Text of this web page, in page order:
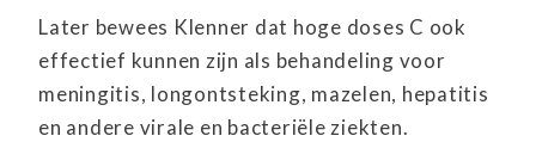
Later bewees Klenner dat hoge doses C ook
effectief kunnen zijn als behandeling voor
meningitis, longontsteking, mazelen, hepatitis
en andere virale en bacteriële ziekten.